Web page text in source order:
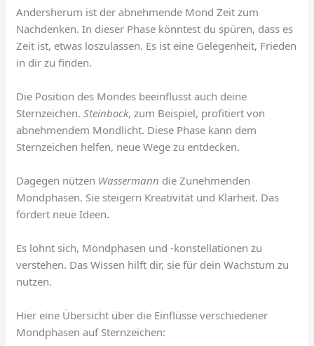
Andersherum ist der abnehmende Mond Zeit zum
Nachdenken. In dieser Phase könntest du spüren, dass es
Zeit ist, etwas loszulassen. Es ist eine Gelegenheit, Frieden
in dir zu finden.
Die Position des Mondes beeinflusst auch deine
Sternzeichen.Steinbock, zum Beispiel, profitiert von
abnehmendem Mondlicht. Diese Phase kann dem
Sternzeichen helfen, neue Wege zu entdecken.
Dagegen nützen Wassermann die Zunehmenden
Mondphasen. Sie steigern Kreativität und Klarheit. Das
fördert neue Ideen.
Es lohnt sich, Mondphasen und -konstellationen zu
verstehen. Das Wissen hilft dir, sie für dein Wachstum zu
nutzen.
Hier eine Übersicht über die Einflüsse verschiedener
Mondphasen auf Sternzeichen: